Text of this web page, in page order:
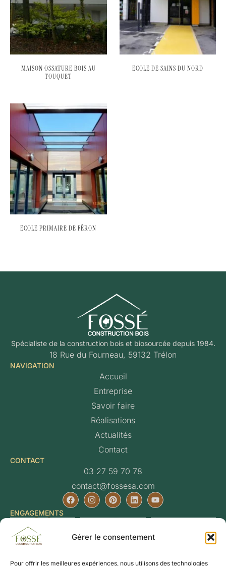
Gérer le consentement
Pour offrir les meilleures expériences, nous utilisons des technologies
MAISON OSSATURE BOIS AU
TOUQUET
ECOLE DE SAINS DU NORD
ECOLE PRIMAIRE DE FÉRON
Spécialiste de la construction bois et biosourcée depuis 1984.
18 Rue du Fourneau, 59132 Trélon
NAVIGATION
Accueil
Entreprise
Savoir faire
Réalisations
Actualités
Contact
CONTACT
03 27 59 70 78
contact@fossesa.com
ENGAGEMENTS